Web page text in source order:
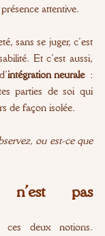
attentive.
sans se juger, c’est
Et c’est aussi,
intégration neurale :
parties de soi qui
de façon isolée.
ou est-ce que
n’est pas
deux notions.